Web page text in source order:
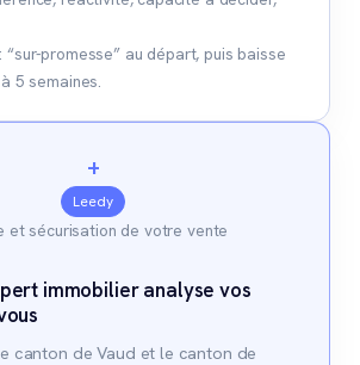
: “sur-promesse” au départ, puis baisse
5 semaines.
+
Leedy
et sécurisation de votre vente
immobilier analyse vos
canton de Vaud et le canton de